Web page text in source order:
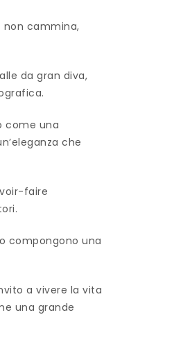
non cammina,
da gran diva,
come una
che
faire
compongono una
a vivere la vita
una grande